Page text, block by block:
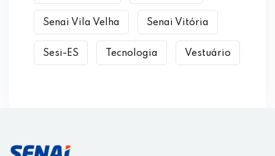
Senai Vila Velha Senai Vitória
Sesi-ES Tecnologia Vestuário